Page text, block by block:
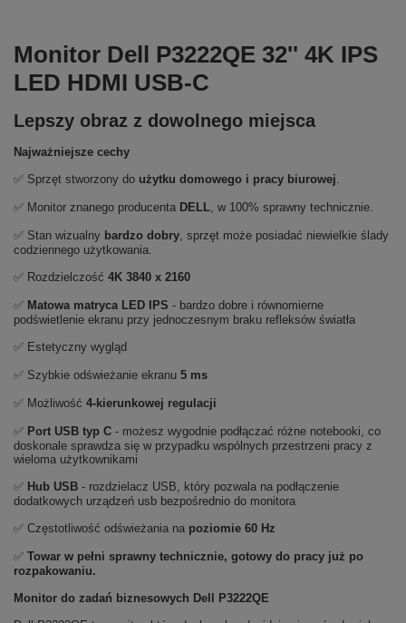
Monitor Dell P3222QE 32'' 4K IPS
LED HDMI USB-C
Lepszy obraz z dowolnego miejsca
Najważniejsze cechy
✅ Sprzęt stworzony do użytku domowego i pracy biurowej.
✅ Monitor znanego producenta DELL, w 100% sprawny technicznie.
✅ Stan wizualny bardzo dobry, sprzęt może posiadać niewielkie ślady
codziennego użytkowania.
✅ Rozdzielczość 4K 3840 x 2160
✅ Matowa matryca LED IPS - bardzo dobre i równomierne
podświetlenie ekranu przy jednoczesnym braku refleksów światła
✅ Estetyczny wygląd
✅ Szybkie odświeżanie ekranu 5 ms
✅ Możliwość 4-kierunkowej regulacji
✅ Port USB typ C - możesz wygodnie podłączać różne notebooki, co
doskonale sprawdza się w przypadku wspólnych przestrzeni pracy z
wieloma użytkownikami
✅ Hub USB - rozdzielacz USB, który pozwala na podłączenie
dodatkowych urządzeń usb bezpośrednio do monitora
✅ Częstotliwość odświeżania na poziomie 60 Hz
✅ Towar w pełni sprawny technicznie, gotowy do pracy już po
rozpakowaniu.
Monitor do zadań biznesowych Dell P3222QE